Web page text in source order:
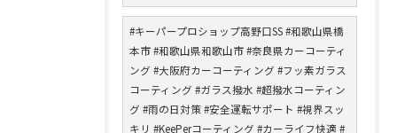
#キーパープロショップ高野口SS #和歌山県橋
本市 #和歌山県和歌山市 #奈良県カーコーティ
ング #大阪府カーコーティング #フッ素ガラス
コーティング #ガラス撥水 #超撥水コーティン
グ #雨の日対策 #安全運転サポート #視界スッ
キリ #KeePerコーティング #カーライフ快適 #